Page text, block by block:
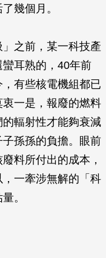
幾個月。
之前，某一科技產
耳熟的，40年前
有些核電機組都已
一是，報廢的燃料
輻射性才能夠衰減
孫孫的負擔。眼前
料所付出的成本，
一牽涉無解的「科
。